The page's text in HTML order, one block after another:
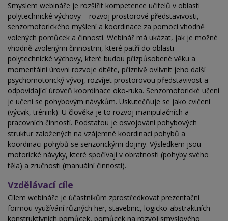
Smyslem webináře je rozšířit kompetence učitelů v oblasti
polytechnické výchovy – rozvoj prostorové představivosti,
senzomotorického myšlení a koordinace za pomocí vhodně
volených pomůcek a činností. Webinář má ukázat, jak je možné
vhodně zvolenými činnostmi, které patří do oblasti
polytechnické výchovy, které budou přizpůsobené věku a
momentální úrovni rozvoje dítěte, příznivě ovlivnit jeho další
psychomotorický vývoj, rozvíjet prostorovou představivost a
odpovídající úroveň koordinace oko-ruka. Senzomotorické učení
je učení se pohybovým návykům. Uskutečňuje se jako cvičení
(výcvik, trénink). U člověka je to rozvoj manipulačních a
pracovních činností. Podstatou je osvojování pohybových
struktur založených na vzájemné koordinaci pohybů a
koordinaci pohybů se senzorickými dojmy. Výsledkem jsou
motorické návyky, které spočívají v obratnosti (pohyby svého
těla) a zručnosti (manuální činnosti).
Vzdělávací cíle
Cílem webináře je účastníkům zprostředkovat prezentační
formou využívání různých her, stavebnic, logicko-abstraktních
konstruktivních pomůcek, pomůcek na rozvoj smyslového